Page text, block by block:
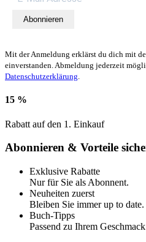
Abonnieren
Mit der Anmeldung erklärst du dich mit
einverstanden. Abmeldung jederzeit
Datenschutzerklärung.
15 %
Rabatt auf den 1. Einkauf
Abonnieren & Vorteile
Exklusive Rabatte
Nur für Sie als Abonnent.
Neuheiten zuerst
Bleiben Sie immer up to date.
Buch-Tipps
Passend zu Ihrem